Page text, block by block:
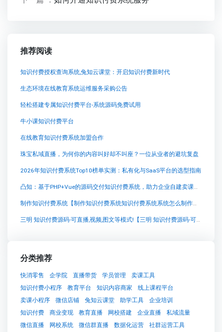
推荐阅读
知识付费授权查询系统,兔知云课堂：开启知识付费新时代
生态环境在线教育系统运维服务采购公告
轻松搭建专属知识付费平台-系统源码免费试用
牛小课知识付费平台
在线教育知识付费系统加盟合作
珠宝私域直播，为何你的内容叫好却不叫座？一位从业者的避坑复盘
2026年知识付费系统Top10榜单实测：私有化与SaaS平台的选型指南
凸知：基于PHP+Vue的源码交付知识付费系统，助力企业自建卖课平台
制作知识付费系统【制作知识付费系统知识付费系统系统怎么制作，知识付费系统搭建使用教程】
三明 知识付费源码-可直播,视频,图文等模式!【三明 知识付费源码-可直播,视频,图文等模式!知识付费系统系统怎么制作，知识付费系统搭建使用教程】
分类推荐
快消零售 企学院 直播带货 学员管理
卖课工具
知识付费小程序
教育平台 知识内容商家
线上课程平台
卖课小程序
微信店铺 兔知云课堂 助学工具
企业培训
知识付费
商业变现 教育直播 网校搭建 企业直播
私域流量
微信直播
网校系统 微信群直播 数据化运营
社群运营工具